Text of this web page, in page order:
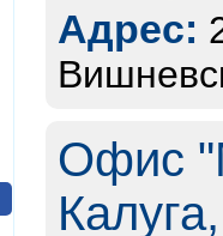
Адрес:
Офис